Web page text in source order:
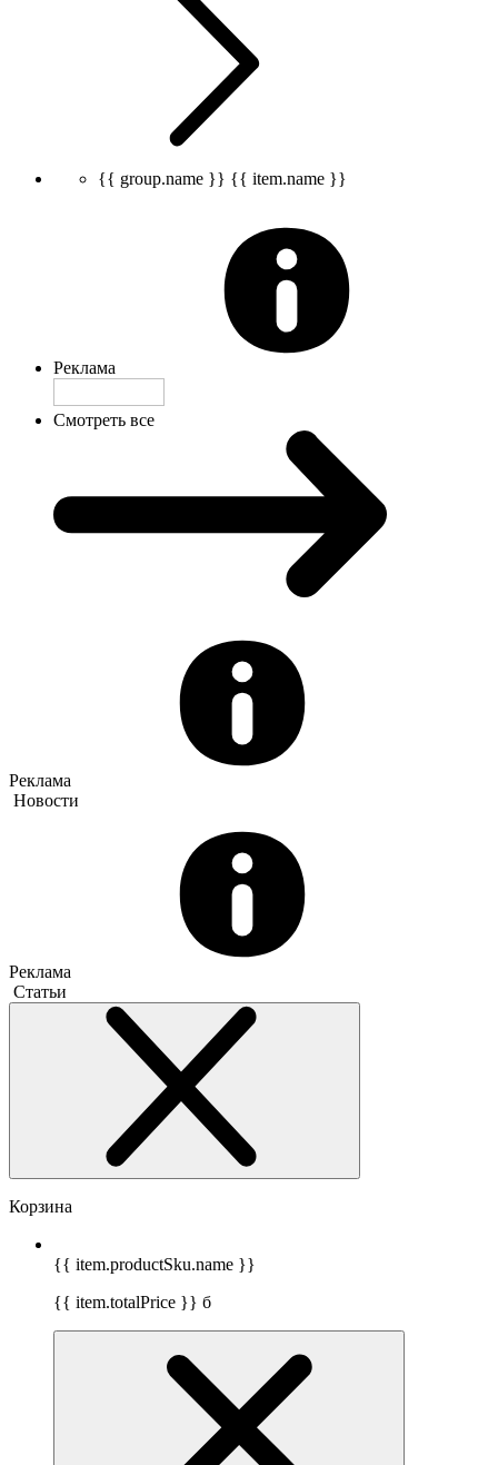
{{ group.name }} {{ item.name }}
Реклама
Смотреть все
Реклама
Новости
Реклама
Статьи
Корзина
{{ item.productSku.name }}
{{ item.totalPrice }} б